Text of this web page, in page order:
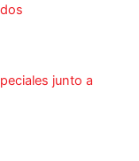
junto a